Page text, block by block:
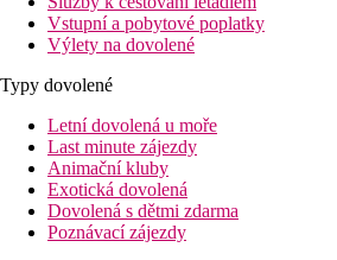
Vstupní a pobytové poplatky
Výlety na dovolené
Typy dovolené
Letní dovolená u moře
Last minute zájezdy
Animační kluby
Exotická dovolená
Dovolená s dětmi zdarma
Poznávací zájezdy